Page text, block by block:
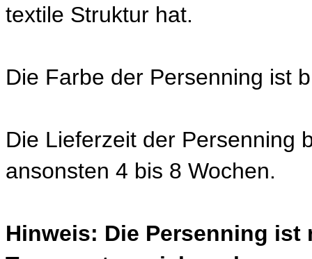
textile Struktur hat.
Die Farbe der Persenning ist
Die Lieferzeit der Persenning
ansonsten 4 bis 8 Wochen.
Hinweis: Die Persenning